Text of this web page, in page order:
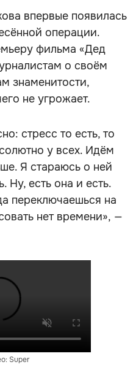
впервые появилась
операции.
фильма «Дед
о своём
знаменитости,
не угрожает.
стресс то есть, то
у всех. Идём
Я стараюсь о ней
Ну, есть она и есть.
переключаешься на
нет времени», —
Super